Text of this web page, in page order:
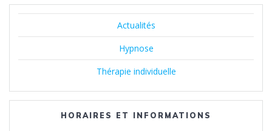
Actualités
Hypnose
Thérapie individuelle
HORAIRES ET INFORMATIONS